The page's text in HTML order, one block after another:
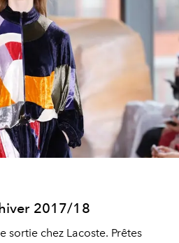
2017/18
sortie chez Lacoste. Prêtes